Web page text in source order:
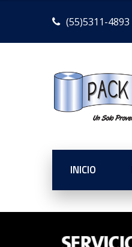
(55)5311-4893
INICIO